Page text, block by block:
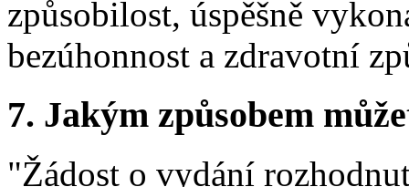
způsobilost, úspěšně
bezúhonnost a zdravotní
7. Jakým způsobem
"Žádost o vydání